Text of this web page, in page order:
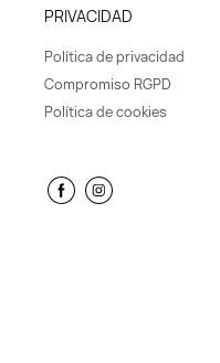
PRIVACIDAD
Política de privacidad
Compromiso RGPD
Política de cookies